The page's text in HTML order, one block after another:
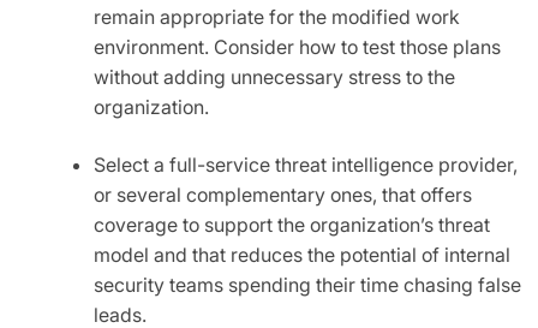
remain appropriate for the modified work
environment. Consider how to test those plans
without adding unnecessary stress to the
organization.
Select a full-service threat intelligence provider,
or several complementary ones, that offers
coverage to support the organization’s threat
model and that reduces the potential of internal
security teams spending their time chasing false
leads.